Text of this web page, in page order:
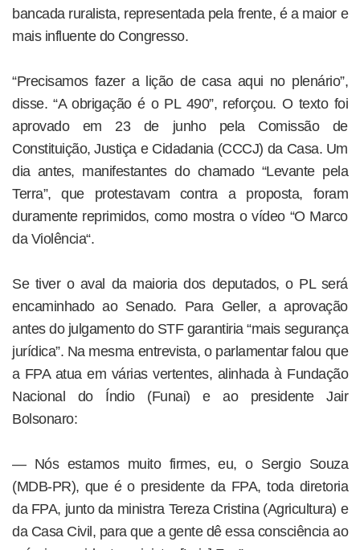
bancada ruralista, representada pela frente, é a maior e
mais influente do Congresso.
“Precisamos fazer a lição de casa aqui no plenário”,
disse. “A obrigação é o PL 490”, reforçou. O texto foi
aprovado em 23 de junho pela Comissão de
Constituição, Justiça e Cidadania (CCCJ) da Casa. Um
dia antes, manifestantes do chamado “Levante pela
Terra”, que protestavam contra a proposta, foram
duramente reprimidos, como mostra o vídeo “O Marco
da Violência“.
Se tiver o aval da maioria dos deputados, o PL será
encaminhado ao Senado. Para Geller, a aprovação
antes do julgamento do STF garantiria “mais segurança
jurídica”. Na mesma entrevista, o parlamentar falou que
a FPA atua em várias vertentes, alinhada à Fundação
Nacional do Índio (Funai) e ao presidente Jair
Bolsonaro:
— Nós estamos muito firmes, eu, o Sergio Souza
(MDB-PR), que é o presidente da FPA, toda diretoria
da FPA, junto da ministra Tereza Cristina (Agricultura) e
da Casa Civil, para que a gente dê essa consciência ao